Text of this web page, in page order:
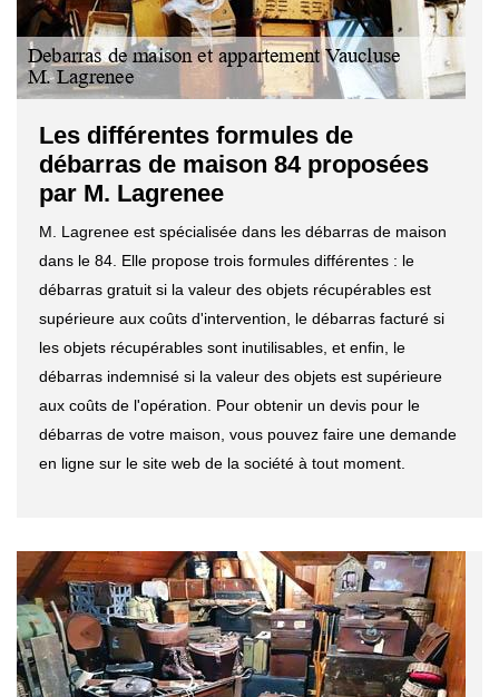
Les différentes formules de
débarras de maison 84 proposées
par M. Lagrenee
M. Lagrenee est spécialisée dans les débarras de maison
dans le 84. Elle propose trois formules différentes : le
débarras gratuit si la valeur des objets récupérables est
supérieure aux coûts d'intervention, le débarras facturé si
les objets récupérables sont inutilisables, et enfin, le
débarras indemnisé si la valeur des objets est supérieure
aux coûts de l'opération. Pour obtenir un devis pour le
débarras de votre maison, vous pouvez faire une demande
en ligne sur le site web de la société à tout moment.